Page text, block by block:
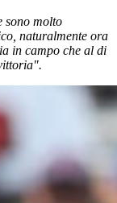
sono molto
naturalmente ora
in campo che al di